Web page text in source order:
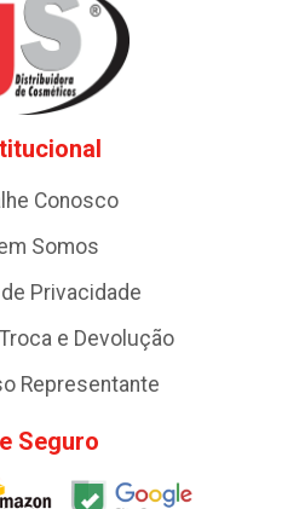
Conosco
Somos
Privacidade
e Devolução
Representante
Seguro